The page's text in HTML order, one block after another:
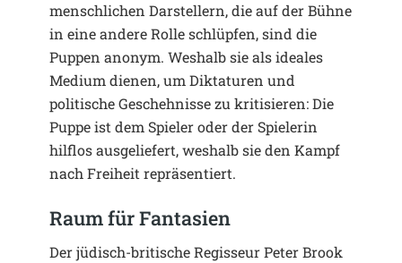
menschlichen Darstellern, die auf der Bühne
in eine andere Rolle schlüpfen, sind die
Puppen anonym. Weshalb sie als ideales
Medium dienen, um Diktaturen und
politische Geschehnisse zu kritisieren: Die
Puppe ist dem Spieler oder der Spielerin
hilflos ausgeliefert, weshalb sie den Kampf
nach Freiheit repräsentiert.
Raum für Fantasien
Der jüdisch-britische Regisseur Peter Brook